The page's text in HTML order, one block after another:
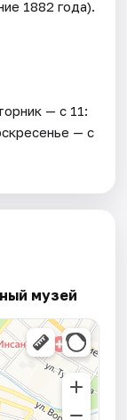
1882 года).
— с 11:
— с
музей